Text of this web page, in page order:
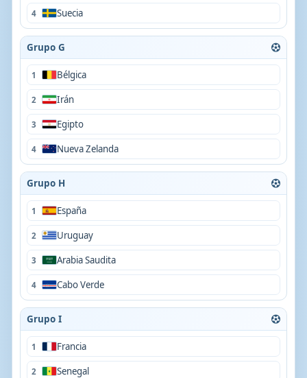
4 Suecia
Grupo G
1 Bélgica
2 Irán
3 Egipto
4 Nueva Zelanda
Grupo H
1 España
2 Uruguay
3 Arabia Saudita
4 Cabo Verde
Grupo I
1 Francia
2 Senegal